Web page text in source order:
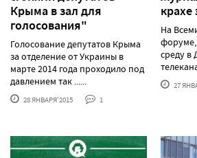
Крыма в зал для
голосования"
Голосование депутатов Крыма
за отделение от Украины в
марте 2014 года проходило под
давлением так ......
28 ЯНВАРЯ'2015 1
крахе
На
форуме,
среду в
27